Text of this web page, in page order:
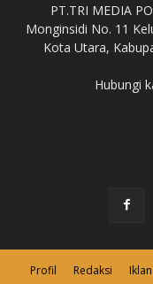
PT.TRI MEDIA
Monginsidi No. 11
Kota Utara,
Hubungi
Profil Redaksi Iklan